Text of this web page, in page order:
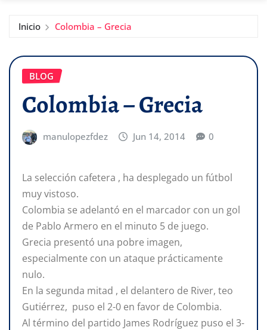
Inicio Colombia – Grecia
BLOG
Colombia – Grecia
manulopezfdez Jun 14, 2014 0
La selección cafetera , ha desplegado un fútbol
muy vistoso.
Colombia se adelantó en el marcador con un gol
de Pablo Armero en el minuto 5 de juego.
Grecia presentó una pobre imagen,
especialmente con un ataque prácticamente
nulo.
En la segunda mitad , el delantero de River, teo
Gutiérrez, puso el 2-0 en favor de Colombia.
Al término del partido James Rodríguez puso el 3-